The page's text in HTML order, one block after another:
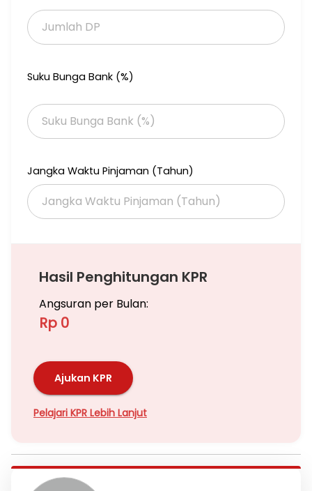
Suku Bunga Bank (%)
Jangka Waktu Pinjaman (Tahun)
Hasil Penghitungan KPR
Angsuran per Bulan:
Rp 0
Ajukan KPR
Pelajari KPR Lebih Lanjut